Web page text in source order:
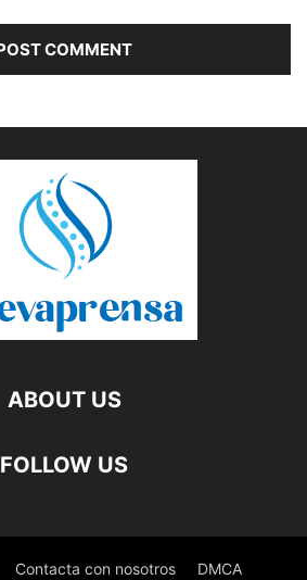
ABOUT US
FOLLOW US
Contacta con nosotros DMCA